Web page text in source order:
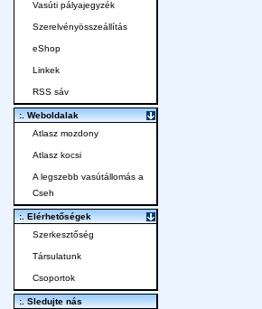
Vasúti pályajegyzék
Szerelvényösszeállítás
eShop
Linkek
RSS sáv
:. Weboldalak
Atlasz mozdony
Atlasz kocsi
A legszebb vasútállomás a
Cseh
:. Elérhetőségek
Szerkesztőség
Társulatunk
Csoportok
:. Sledujte nás